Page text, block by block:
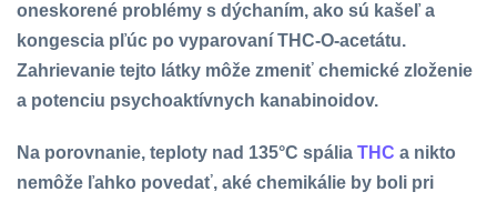
oneskorené problémy s dýchaním, ako sú kašeľ a
kongescia pľúc po vyparovaní THC-O-acetátu.
Zahrievanie tejto látky môže zmeniť chemické zloženie
a potenciu psychoaktívnych kanabinoidov.
Na porovnanie, teploty nad 135°C spália THC a nikto
nemôže ľahko povedať, aké chemikálie by boli pri